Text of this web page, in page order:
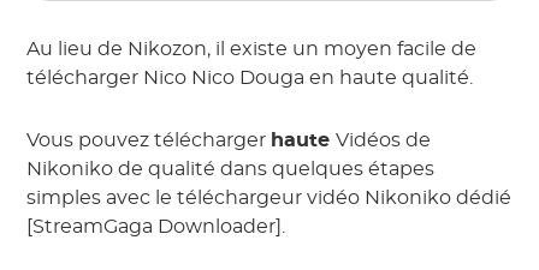
Au lieu de Nikozon, il existe un moyen facile de
télécharger Nico Nico Douga en haute qualité.
Vous pouvez télécharger hauteVidéos de
Nikoniko de qualité dans quelques étapes
simples avec le téléchargeur vidéo Nikoniko dédié
[StreamGaga Downloader].